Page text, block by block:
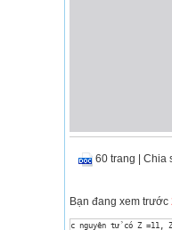
60 trang Chia
Bạn đang xem trước
c nguyên tử có Z =11,